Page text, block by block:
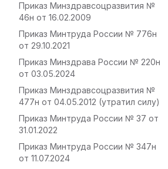
Приказ Минздравсоцразвития №
46н от 16.02.2009
Приказ Минтруда России № 776н
от 29.10.2021
Приказ Минздрава России № 220н
от 03.05.2024
Приказ Минздравсоцразвития №
477н от 04.05.2012 (утратил силу)
Приказ Минтруда России № 37 от
31.01.2022
Приказ Минтруда России № 347н
от 11.07.2024